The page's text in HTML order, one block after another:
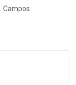
Campos